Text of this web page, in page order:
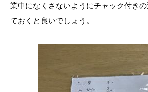
業中になくさないようにチャック付き
ておくと良いでしょう。